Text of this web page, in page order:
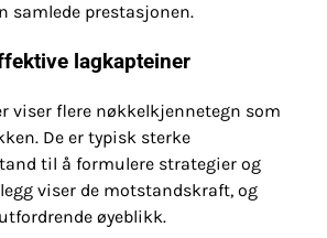
samlede prestasjonen.
lagkapteiner
viser flere nøkkelkjennetegn som
De er typisk sterke
til å formulere strategier og
viser de motstandskraft, og
øyeblikk.